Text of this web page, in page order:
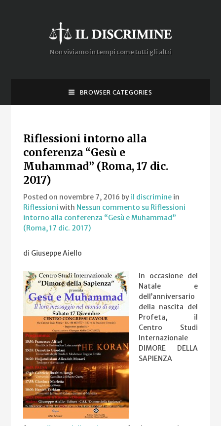
Non viviamo in tempi come tutti gli altri
BROWSER CATEGORIES
Riflessioni intorno alla
conferenza “Gesù e
Muhammad” (Roma, 17 dic.
2017)
Posted on novembre 7, 2016 by il discrimine in
Riflessioni with Nessun commento su Riflessioni
intorno alla conferenza “Gesù e Muhammad”
(Roma, 17 dic. 2017)
di Giuseppe Aiello
In occasione del
Natale e
dell’anniversario
della nascita del
Profeta, il
Centro Studi
Internazionale
DIMORE DELLA
SAPIENZA